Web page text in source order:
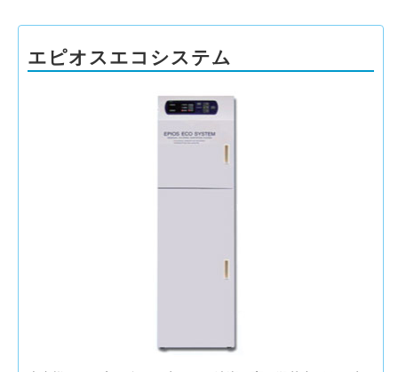
エピオスエコシステム